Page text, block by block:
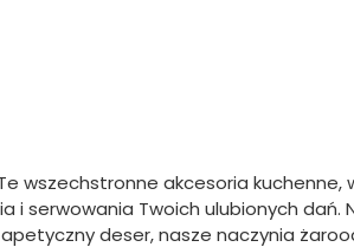
wszechstronne akcesoria kuchenne,
i serwowania Twoich ulubionych dań.
deser, nasze naczynia